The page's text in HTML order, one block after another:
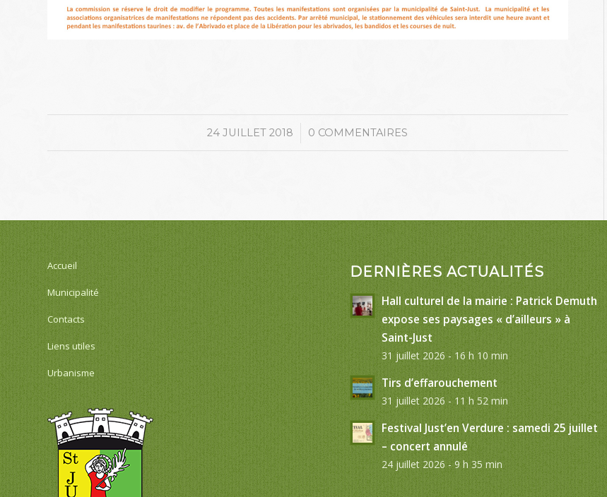
24 JUILLET 2018
/ 0 COMMENTAIRES
Accueil
Municipalité
Contacts
Liens utiles
Urbanisme
DERNIÈRES ACTUALITÉS
Hall culturel de la mairie : Patrick Demuth
expose ses paysages « d’ailleurs » à
Saint-Just
31 juillet 2026 - 16 h 10 min
Tirs d’effarouchement
31 juillet 2026 - 11 h 52 min
Festival Just’en Verdure : samedi 25 juillet
– concert annulé
24 juillet 2026 - 9 h 35 min